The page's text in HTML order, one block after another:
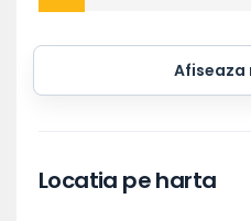
Afiseaza
Locatia pe harta